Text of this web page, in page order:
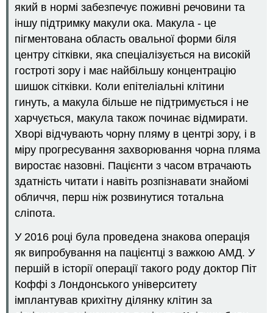
який в нормі забезпечує поживні речовини та
іншу підтримку макули ока. Макула - це
пігментована область овальної форми біля
центру сітківки, яка спеціалізується на високій
гостроті зору і має найбільшу концентрацію
шишок сітківки. Коли епітеліальні клітини
гинуть, а макула більше не підтримується і не
харчується, макула також починає відмирати.
Хворі відчувають чорну пляму в центрі зору, і в
міру прогресування захворювання чорна пляма
виростає назовні. Пацієнти з часом втрачають
здатність читати і навіть розпізнавати знайомі
обличчя, перш ніж розвинутися тотальна
сліпота.
У 2016 році була проведена знакова операція
як випробування на пацієнтці з важкою АМД. У
першій в історії операції такого роду доктор Піт
Коффі з Лондонського університету
імплантував крихітну ділянку клітин за